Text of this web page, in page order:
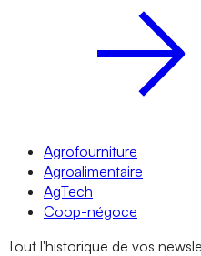
Agrofourniture
Agroalimentaire
AgTech
Coop-négoce
Tout l'historique de vos